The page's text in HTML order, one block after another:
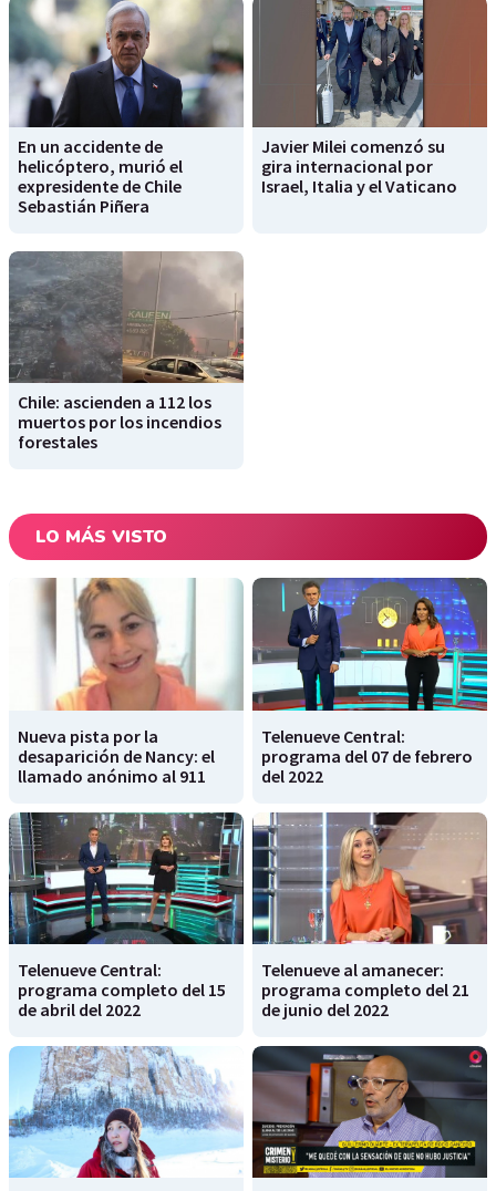
En un accidente de
helicóptero, murió el
expresidente de Chile
Sebastián Piñera
Javier Milei comenzó su
gira internacional por
Israel, Italia y el Vaticano
Chile: ascienden a 112 los
muertos por los incendios
forestales
LO MÁS VISTO
Nueva pista por la
desaparición de Nancy: el
llamado anónimo al 911
Telenueve Central:
programa del 07 de febrero
del 2022
Telenueve Central:
programa completo del 15
de abril del 2022
Telenueve al amanecer:
programa completo del 21
de junio del 2022